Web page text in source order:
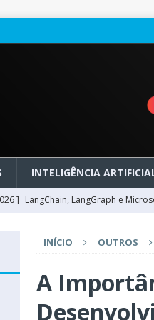
INTELIGÊNCIA
] LangChain, LangGraph e
]
Microsoft Foundry em GA:
ARTIFICIAL
]
Voice Agents no Microsoft
INÍCIO OUTROS
A